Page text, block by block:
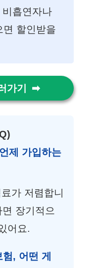
흡연자나
면 할인받을
가기
제 가입하는
가 저렴합니
장기적으
어요.
, 어떤 게